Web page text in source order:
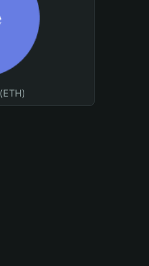
محفظة إيثيريوم (ETH)